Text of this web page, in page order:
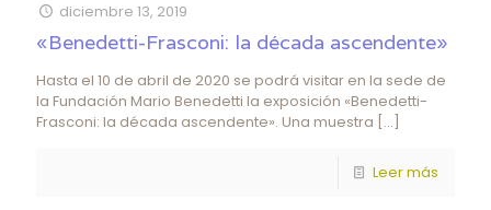
diciembre 13, 2019
«Benedetti-Frasconi: la década ascendente»
Hasta el 10 de abril de 2020 se podrá visitar en la sede de
la Fundación Mario Benedetti la exposición «Benedetti-
Frasconi: la década ascendente». Una muestra […]
Leer más